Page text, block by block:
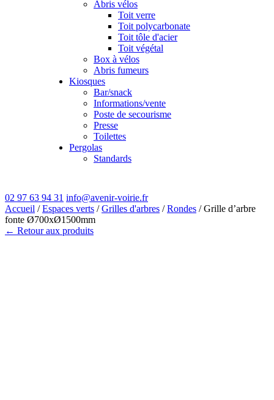
Abris vélos
Toit verre
Toit polycarbonate
Toit tôle d'acier
Toit végétal
Box à vélos
Abris fumeurs
Kiosques
Bar/snack
Informations/vente
Poste de secourisme
Presse
Toilettes
Pergolas
Standards
02 97 63 94 31 info@avenir-voirie.fr
Accueil /Espaces verts /Grilles d'arbres /Rondes / Grille d’arbre
fonte Ø700xØ1500mm
← Retour aux produits